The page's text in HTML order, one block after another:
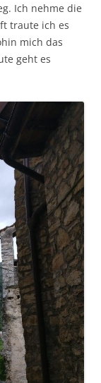
Ich nehme die
traute ich es
mich das
geht es